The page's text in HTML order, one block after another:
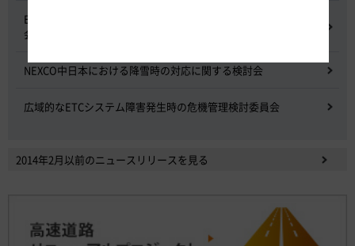
E20 中央道を跨ぐ橋梁の耐震補強工事施工不良に関する調査委員
会
NEXCO中日本における降雪時の対応に関する検討会
広域的なETCシステム障害発生時の危機管理検討委員会
2014年2月以前のニュースリリースを見る